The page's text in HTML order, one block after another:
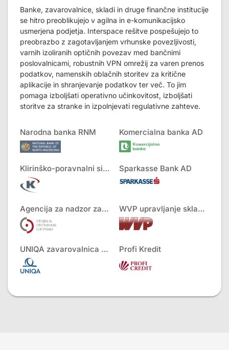
Banke, zavarovalnice, skladi in druge finančne institucije
se hitro preoblikujejo v agilna in e-komunikacijsko
usmerjena podjetja. Interspace rešitve pospešujejo to
preobrazbo z zagotavljanjem vrhunske povezljivosti,
varnih izoliranih optičnih povezav med bančnimi
poslovalnicami, robustnih VPN omrežij za varen prenos
podatkov, namenskih oblačnih storitev za kritične
aplikacije in shranjevanje podatkov ter več. To jim
pomaga izboljšati operativno učinkovitost, izboljšati
storitve za stranke in izpolnjevati regulativne zahteve.
Narodna banka RNM Komercialna banka AD
Klirinško-poravnalni sistem AD Sparkasse Bank AD
Agencija za nadzor zavarovalništva WVP upravljanje skladov
UNIQA zavarovalnica AD Profi Kredit